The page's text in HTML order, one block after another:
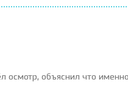
объяснил что